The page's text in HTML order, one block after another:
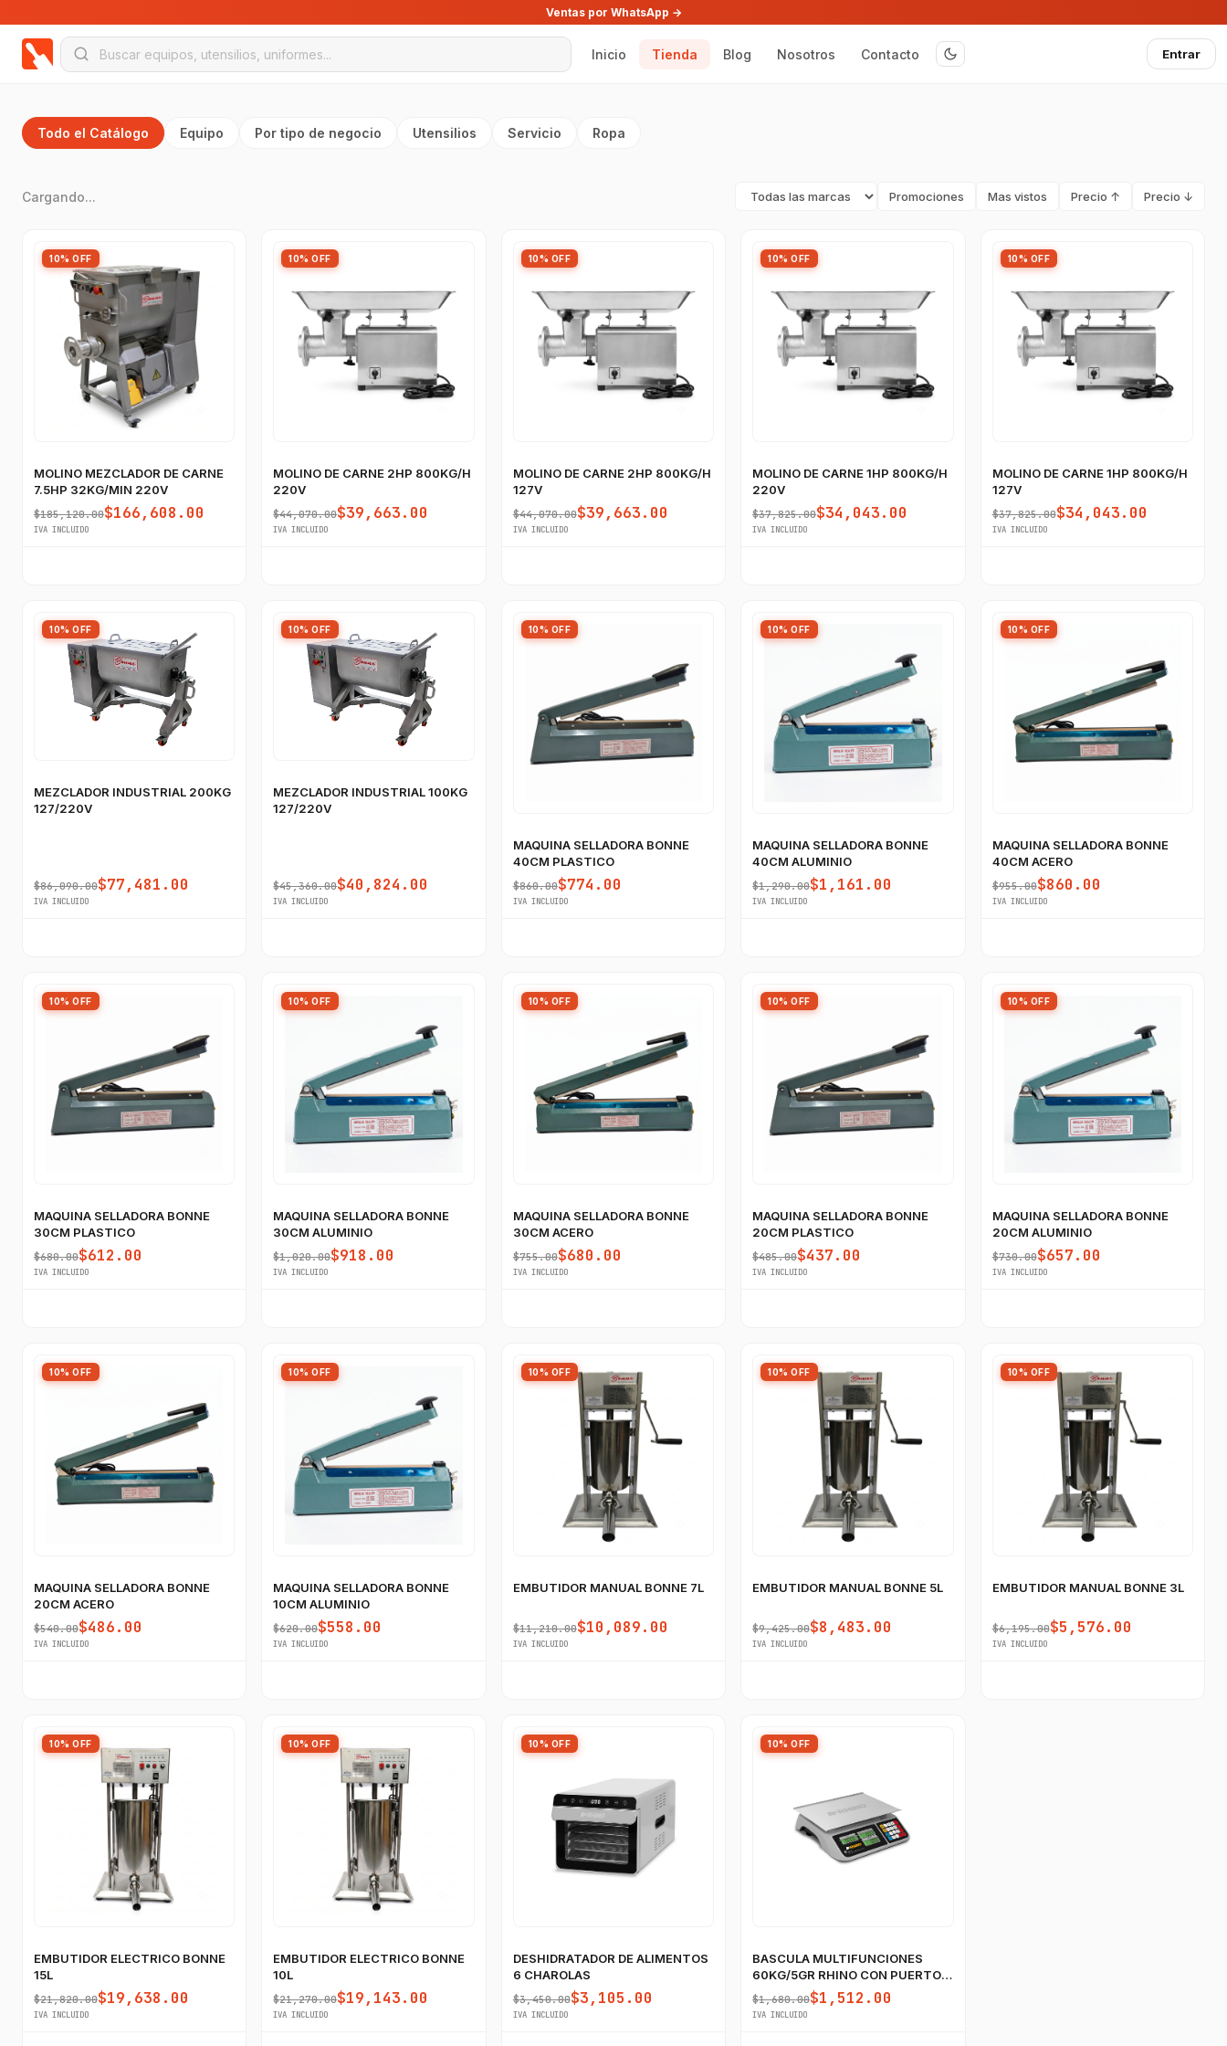
Ventas por WhatsApp →
Inicio Tienda Blog Nosotros Contacto Entrar
Todo el Catálogo Equipo Por tipo de negocio Utensilios Servicio Ropa
Cargando... Promociones Mas vistos Precio ↑ Precio ↓
10% OFF
MOLINO MEZCLADOR DE CARNE
7.5HP 32KG/MIN 220V
$185,120.00$166,608.00
IVA INCLUIDO
10% OFF
MOLINO DE CARNE 2HP 800KG/H
220V
$44,070.00$39,663.00
IVA INCLUIDO
10% OFF
MOLINO DE CARNE 2HP 800KG/H
127V
$44,070.00$39,663.00
IVA INCLUIDO
10% OFF
MOLINO DE CARNE 1HP 800KG/H
220V
$37,825.00$34,043.00
IVA INCLUIDO
10% OFF
MOLINO DE CARNE 1HP 800KG/H
127V
$37,825.00$34,043.00
IVA INCLUIDO
10% OFF
MEZCLADOR INDUSTRIAL 200KG
127/220V
$86,090.00$77,481.00
IVA INCLUIDO
10% OFF
MEZCLADOR INDUSTRIAL 100KG
127/220V
$45,360.00$40,824.00
IVA INCLUIDO
10% OFF
MAQUINA SELLADORA BONNE
40CM PLASTICO
$860.00$774.00
IVA INCLUIDO
10% OFF
MAQUINA SELLADORA BONNE
40CM ALUMINIO
$1,290.00$1,161.00
IVA INCLUIDO
10% OFF
MAQUINA SELLADORA BONNE
40CM ACERO
$955.00$860.00
IVA INCLUIDO
10% OFF
MAQUINA SELLADORA BONNE
30CM PLASTICO
$680.00$612.00
IVA INCLUIDO
10% OFF
MAQUINA SELLADORA BONNE
30CM ALUMINIO
$1,020.00$918.00
IVA INCLUIDO
10% OFF
MAQUINA SELLADORA BONNE
30CM ACERO
$755.00$680.00
IVA INCLUIDO
10% OFF
MAQUINA SELLADORA BONNE
20CM PLASTICO
$485.00$437.00
IVA INCLUIDO
10% OFF
MAQUINA SELLADORA BONNE
20CM ALUMINIO
$730.00$657.00
IVA INCLUIDO
10% OFF
MAQUINA SELLADORA BONNE
20CM ACERO
$540.00$486.00
IVA INCLUIDO
10% OFF
MAQUINA SELLADORA BONNE
10CM ALUMINIO
$620.00$558.00
IVA INCLUIDO
10% OFF
EMBUTIDOR MANUAL BONNE 7L
$11,210.00$10,089.00
IVA INCLUIDO
10% OFF
EMBUTIDOR MANUAL BONNE 5L
$9,425.00$8,483.00
IVA INCLUIDO
10% OFF
EMBUTIDOR MANUAL BONNE 3L
$6,195.00$5,576.00
IVA INCLUIDO
10% OFF
EMBUTIDOR ELECTRICO BONNE
15L
$21,820.00$19,638.00
IVA INCLUIDO
10% OFF
EMBUTIDOR ELECTRICO BONNE
10L
$21,270.00$19,143.00
IVA INCLUIDO
10% OFF
DESHIDRATADOR DE ALIMENTOS
6 CHAROLAS
$3,450.00$3,105.00
IVA INCLUIDO
10% OFF
BASCULA MULTIFUNCIONES
60KG/5GR RHINO CON PUERTO
USB
$1,680.00$1,512.00
IVA INCLUIDO